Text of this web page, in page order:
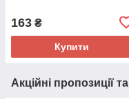
163 ₴
Купити
Акційні пропозиції